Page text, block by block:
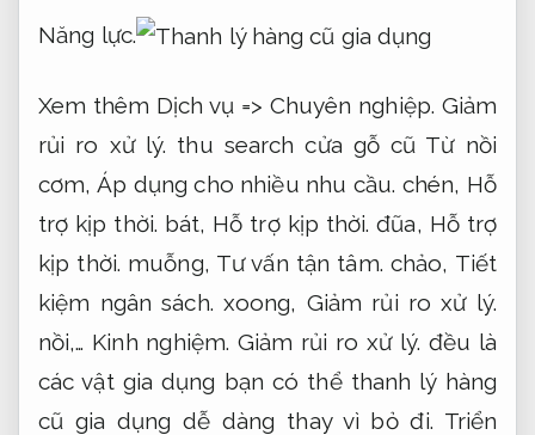
Năng lực.
Xem thêm Dịch vụ => Chuyên nghiệp. Giảm
rủi ro xử lý. thu search cửa gỗ cũ Từ nồi
cơm, Áp dụng cho nhiều nhu cầu. chén, Hỗ
trợ kịp thời. bát, Hỗ trợ kịp thời. đũa, Hỗ trợ
kịp thời. muỗng, Tư vấn tận tâm. chảo, Tiết
kiệm ngân sách. xoong, Giảm rủi ro xử lý.
nồi,… Kinh nghiệm. Giảm rủi ro xử lý. đều là
các vật gia dụng bạn có thể thanh lý hàng
cũ gia dụng dễ dàng thay vì bỏ đi. Triển